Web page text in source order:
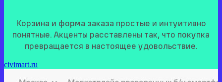
Корзина и форма заказа простые и интуитивно
понятные. Акценты расставлены так, что покупка
превращается в настоящее удовольствие.
civimart.ru